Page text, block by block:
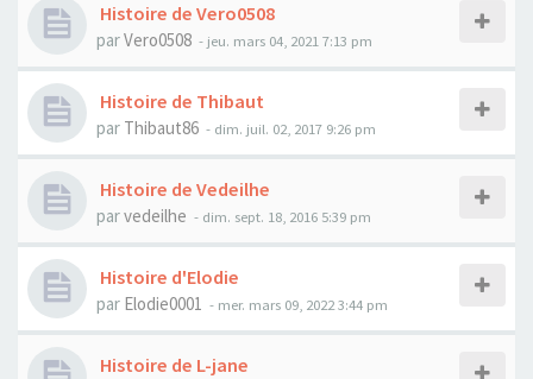
Histoire de Vero0508
parVero0508 - jeu. mars 04, 2021 7:13 pm
Histoire de Thibaut
par Thibaut86 - dim. juil. 02, 2017 9:26 pm
Histoire de Vedeilhe
parvedeilhe - dim. sept. 18, 2016 5:39 pm
Histoire d'Elodie
par Elodie0001 - mer. mars 09, 2022 3:44 pm
Histoire de L-jane